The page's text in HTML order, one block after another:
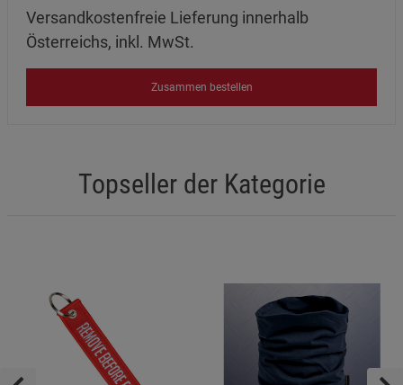
Versandkostenfreie Lieferung innerhalb
Österreichs, inkl. MwSt.
Zusammen bestellen
Topseller der Kategorie